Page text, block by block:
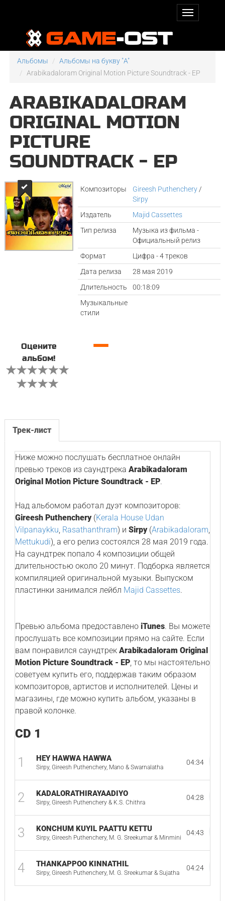
Альбомы
Альбомы на букву "A"
Arabikadaloram Original Motion Picture Soundtrack - EP
ARABIKADALORAM
ORIGINAL MOTION
PICTURE
SOUNDTRACK - EP
Композиторы Gireesh Puthenchery /
Sirpy
Издатель
Majid Cassettes
Тип релиза
Музыка из фильма -
Официальный релиз
Формат
Цифра - 4 треков
Дата релиза
28 мая 2019
Длительность
00:18:09
Музыкальные
стили
Оцените
альбом!
—
Трек-лист
Ниже можно послушать бесплатное онлайн
превью треков из саундтрека Arabikadaloram
Original Motion Picture Soundtrack - EP.
Над альбомом работал дуэт композиторов:
Gireesh Puthenchery(Kerala House Udan
Vilpanaykku, Rasathanthram) и Sirpy(Arabikadaloram,
Mettukudi), а его релиз состоялся 28 мая 2019 года.
На саундтрек попало 4 композиции общей
длительностью около 20 минут. Подборка является
компиляцией оригинальной музыки. Выпуском
пластинки занимался лейбл Majid Cassettes.
Превью альбома предоставлено iTunes. Вы можете
прослушать все композиции прямо на сайте. Если
вам понравился саундтрек Arabikadaloram Original
Motion Picture Soundtrack - EP, то мы настоятельно
советуем купить его, поддержав таким образом
композиторов, артистов и исполнителей. Цены и
магазины, где можно купить альбом, указаны в
правой колонке.
CD 1
1 HEY HAWWA HAWWA
Sirpy, Gireesh Puthenchery, Mano & Swarnalatha
04:34
2 KADALORATHIRAYAADIYO
Sirpy, Gireesh Puthenchery & K.S. Chithra
04:28
3 KONCHUM KUYIL PAATTU KETTU
Sirpy, Gireesh Puthenchery, M. G. Sreekumar & Minmini
04:43
4 THANKAPPOO KINNATHIL
Sirpy, Gireesh Puthenchery, M. G. Sreekumar & Sujatha
04:24